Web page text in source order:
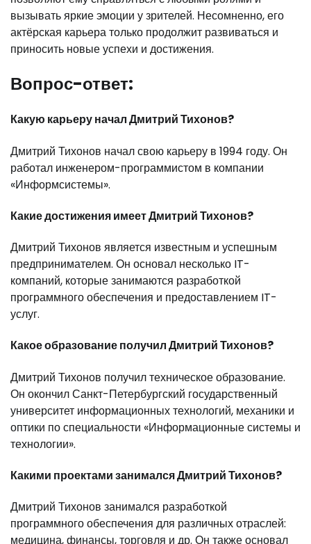
вызывать яркие эмоции у зрителей. Несомненно, его
актёрская карьера только продолжит развиваться и
приносить новые успехи и достижения.
Вопрос-ответ:
Какую карьеру начал Дмитрий Тихонов?
Дмитрий Тихонов начал свою карьеру в 1994 году. Он
работал инженером-программистом в компании
«Информсистемы».
Какие достижения имеет Дмитрий Тихонов?
Дмитрий Тихонов является известным и успешным
предпринимателем. Он основал несколько IT-
компаний, которые занимаются разработкой
программного обеспечения и предоставлением IT-
услуг.
Какое образование получил Дмитрий Тихонов?
Дмитрий Тихонов получил техническое образование.
Он окончил Санкт-Петербургский государственный
университет информационных технологий, механики и
оптики по специальности «Информационные системы и
технологии».
Какими проектами занимался Дмитрий Тихонов?
Дмитрий Тихонов занимался разработкой
программного обеспечения для различных отраслей:
медицина, финансы, торговля и др. Он также основал